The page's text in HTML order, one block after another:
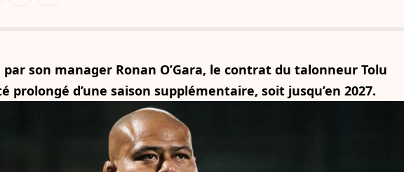
son manager Ronan O’Gara, le contrat du talonneur Tolu
prolongé d’une saison supplémentaire, soit jusqu’en 2027.